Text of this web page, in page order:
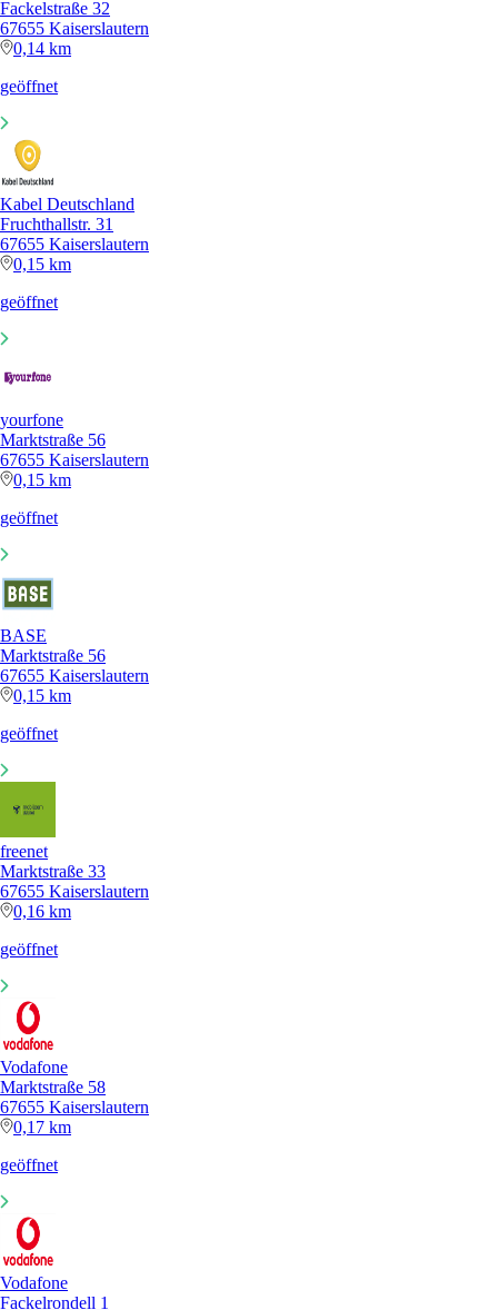
Fackelstraße 32
67655 Kaiserslautern
0,14 km
geöffnet
Kabel Deutschland
Fruchthallstr. 31
67655 Kaiserslautern
0,15 km
geöffnet
yourfone
Marktstraße 56
67655 Kaiserslautern
0,15 km
geöffnet
BASE
Marktstraße 56
67655 Kaiserslautern
0,15 km
geöffnet
freenet
Marktstraße 33
67655 Kaiserslautern
0,16 km
geöffnet
Vodafone
Marktstraße 58
67655 Kaiserslautern
0,17 km
geöffnet
Vodafone
Fackelrondell 1